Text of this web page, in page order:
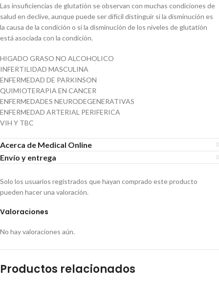
Las insuficiencias de glutatión se observan con muchas condiciones de
salud en declive, aunque puede ser difícil distinguir si la disminución es
la causa de la condición o si la disminución de los niveles de glutatión
está asociada con la condición.
HIGADO GRASO NO ALCOHOLICO
INFERTILIDAD MASCULINA
ENFERMEDAD DE PARKINSON
QUIMIOTERAPIA EN CANCER
ENFERMEDADES NEURODEGENERATIVAS
ENFERMEDAD ARTERIAL PERIFERICA
VIH Y TBC
Acerca de Medical Online
Envío y entrega
Valoraciones
No hay valoraciones aún.
Solo los usuarios registrados que hayan comprado este producto
pueden hacer una valoración.
Productos relacionados